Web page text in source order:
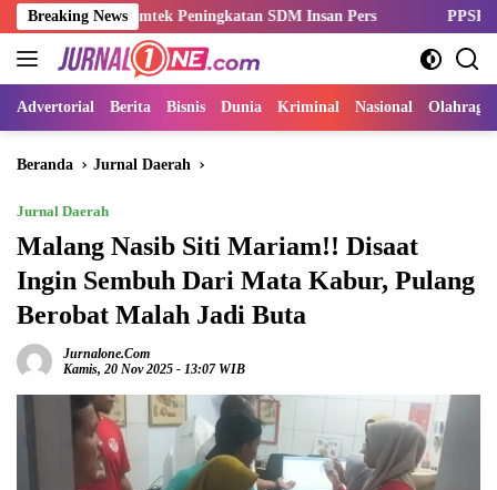
Langsung
ke
konten
Breaking News
Bimtek Peningkatan SDM Insan Pers PPSPI Kukuhkan
Advertorial Berita Bisnis Dunia Kriminal Nasional Olahraga
Beranda Jurnal Daerah
Jurnal Daerah
Malang Nasib Siti Mariam!! Disaat
Ingin Sembuh Dari Mata Kabur, Pulang
Berobat Malah Jadi Buta
Jurnalone.com
Kamis, 20 Nov 2025 - 13:07 WIB